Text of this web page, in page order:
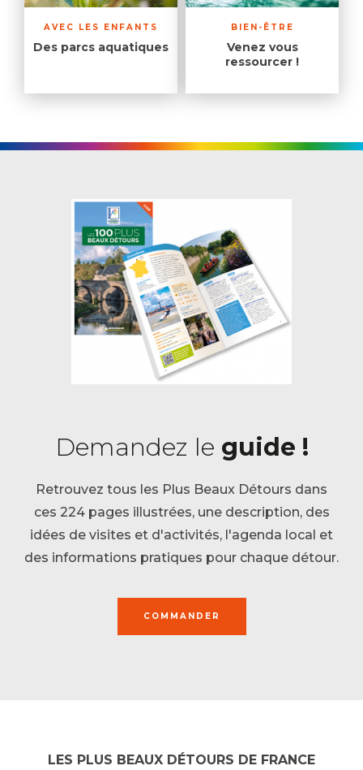
AVEC LES ENFANTS
Des parcs aquatiques
BIEN-ÊTRE
Venez vous
ressourcer !
Demandez le guide !
Retrouvez tous les Plus Beaux Détours dans
ces 224 pages illustrées, une description, des
idées de visites et d'activités, l'agenda local et
des informations pratiques pour chaque détour.
COMMANDER
LES PLUS BEAUX DÉTOURS DE FRANCE